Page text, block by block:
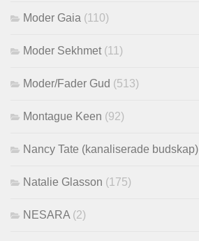
Moder Gaia (110)
Moder Sekhmet (11)
Moder/Fader Gud (513)
Montague Keen (92)
Nancy Tate (kanaliserade budskap)
Natalie Glasson (175)
NESARA (2)